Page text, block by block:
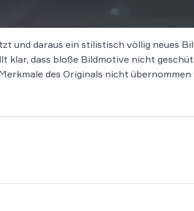
und daraus ein stilistisch völlig neues
klar, dass bloße Bildmotive nicht
des Originals nicht übernommen